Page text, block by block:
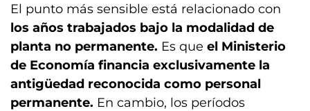
El punto más sensible está relacionado con
los años trabajados bajo la modalidad de
planta no permanente. Es que el Ministerio
de Economía financia exclusivamente la
antigüedad reconocida como personal
permanente. En cambio, los períodos